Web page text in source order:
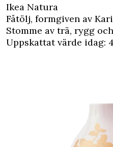
Ikea Natura
Fåtölj, formgiven av
Stomme av trä, rygg
Uppskattat värde idag: